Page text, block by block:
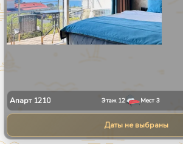
Апарт 1210 Этаж 12 Мест 3
Даты не выбраны